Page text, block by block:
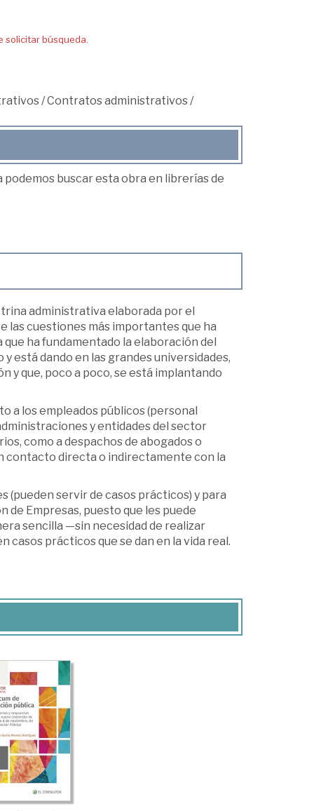
solicitar búsqueda.
/Contratos administrativos/
buscar esta obra en librerías de
administrativa elaborada por el
las cuestiones más importantes que ha
ha fundamentado la elaboración del
está dando en las grandes universidades,
y que, poco a poco, se está implantando
a los empleados públicos (personal
y entidades del sector
como a despachos de abogados o
contacto directa o indirectamente con la
(pueden servir de casos prácticos) y para
Empresas, puesto que les puede
sencilla —sin necesidad de realizar
prácticos que se dan en la vida real.